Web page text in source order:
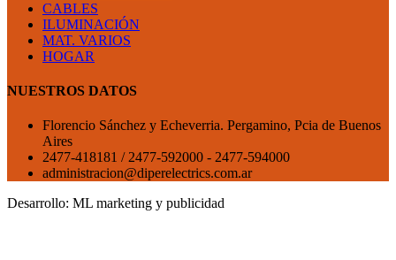
CABLES
ILUMINACIÓN
MAT. VARIOS
HOGAR
NUESTROS DATOS
Florencio Sánchez y Echeverria. Pergamino, Pcia de Buenos
Aires
2477-418181 / 2477-592000 - 2477-594000
administracion@diperelectrics.com.ar
Desarrollo: ML marketing y publicidad